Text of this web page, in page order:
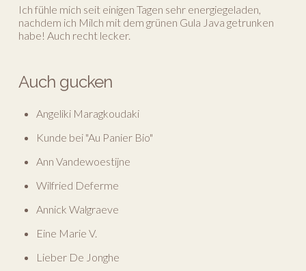
Ich fühle mich seit einigen Tagen sehr energiegeladen,
nachdem ich Milch mit dem grünen Gula Java getrunken
habe! Auch recht lecker.
Auch gucken
Angeliki Maragkoudaki
Kunde bei "Au Panier Bio"
Ann Vandewoestijne
Wilfried Deferme
Annick Walgraeve
Eine Marie V.
Lieber De Jonghe